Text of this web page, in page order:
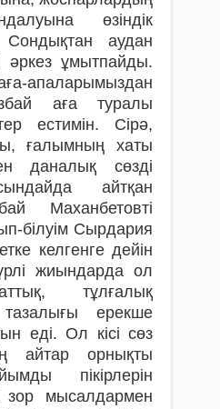
өзіндік
аудан
әркез ұмытпайды.
аға туралы
естимін. Сірә,
ғалымның хаты
даналық сөзді
айтқан
Маханбетовті
білуім Сырдария
келгенге дейін
жиын­­дарда ол
тұлғалық
тазалығы ерекше
еді. Ол кісі сөз
айтар орнықты
пікірлерін
зор мысалдармен